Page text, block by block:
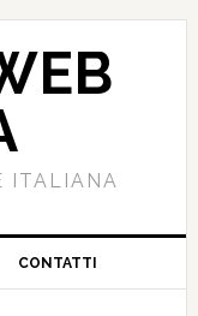
ITALIANA
CONTATTI